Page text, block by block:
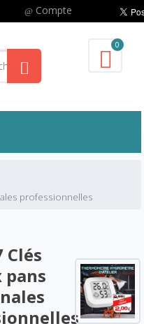
Compte
0
professionnelles
Clés
pans